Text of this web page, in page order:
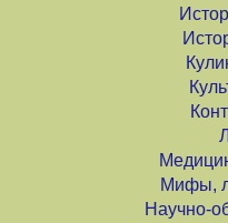
Мифы,
Научно-